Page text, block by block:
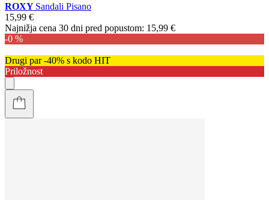
ROXY Sandali Pisano
15,99 €
Najnižja cena 30 dni pred popustom: 15,99 €
-0 %
Drugi par -40% s kodo HIT
Priložnost